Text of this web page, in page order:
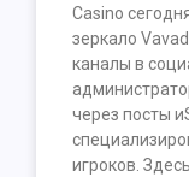
Casino
зеркало
каналы в
через посты
игроков.